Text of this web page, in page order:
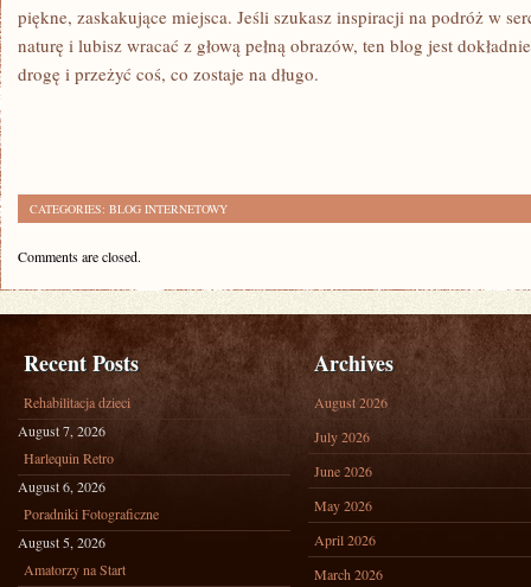
piękne, zaskakujące miejsca. Jeśli szukasz inspiracji na podróż w
naturę i lubisz wracać z głową pełną obrazów, ten blog jest
drogę i przeżyć coś, co zostaje na długo.
CATEGORIES: BLOG INTERNETOWY
Comments are closed.
Recent Posts
Rehabilitacja dzieci
August 7, 2026
Harlequin Retro
August 6, 2026
Poradniki Fotograficzne
August 5, 2026
Amatorzy na Start
Archives
August 2026
July 2026
June 2026
May 2026
April 2026
March 2026